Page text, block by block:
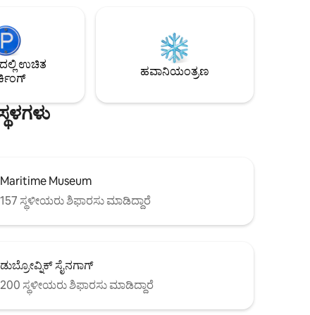
ಹೊಂದಿದೆ. ನೆಬೊ ಮೂರು ಅಪಾರ್ಟ್‌ಮೆಂಟ್‌ಗಳನ್ನು
ಒಳಗೊಂಡಿರುವ ಮನೆಯ ಭಾಗವಾಗಿದೆ, ಹೆಚ್ಚು, ಸನ್ಸ್
ಉಚಿತ
ಹವಾನಿಯಂತ್ರಣ
Maritime Museum
157 ಸ್ಥಳೀಯರು ಶಿಫಾರಸು ಮಾಡಿದ್ದಾರೆ
ಡುಬ್ರೋವ್ನಿಕ್ ಸೈನಗಾಗ್
200 ಸ್ಥಳೀಯರು ಶಿಫಾರಸು ಮಾಡಿದ್ದಾರೆ